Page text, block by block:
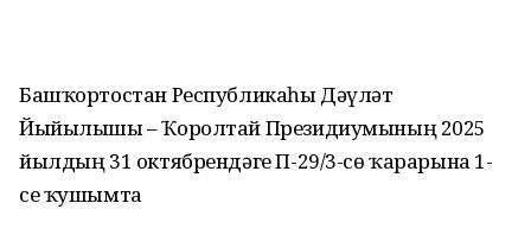
Башҡортостан Республикаһы Дәүләт
Йыйылышы – Ҡоролтай Президиумының 2025
йылдың 31 октябрендәге П-29/3-сө ҡарарына 1-
се ҡушымта